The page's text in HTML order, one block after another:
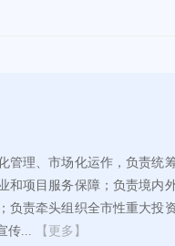
管理、市场化运作，负责统
和项目服务保障；负责境内
负责牵头组织全市性重大投
传...
【更多】